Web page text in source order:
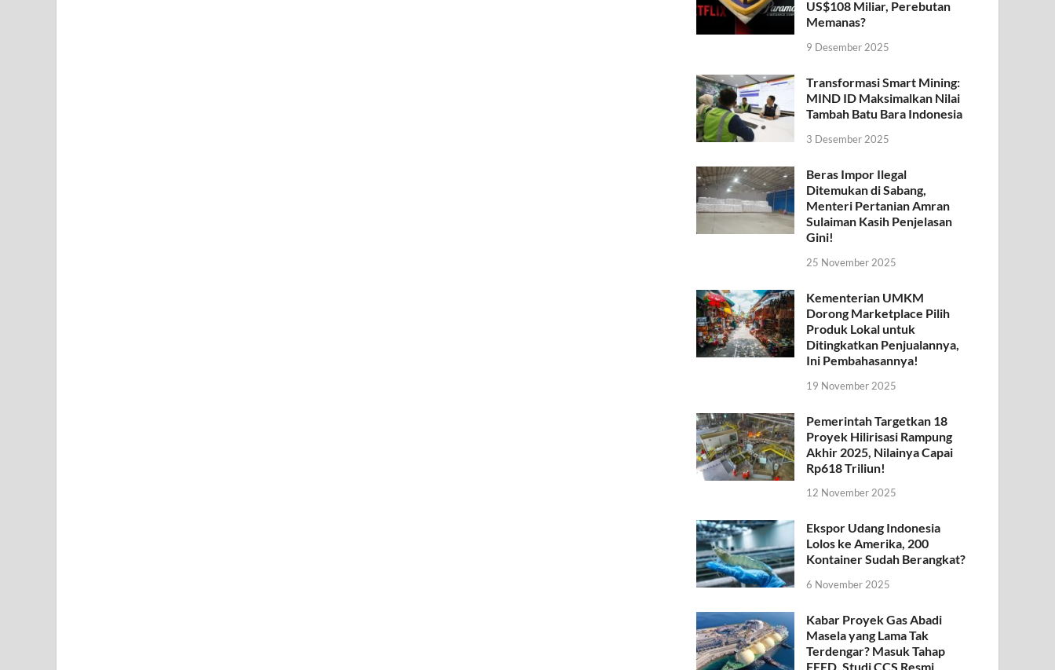
US$108 Miliar, Perebutan
Memanas?
9 Desember 2025
Transformasi Smart Mining:
MIND ID Maksimalkan Nilai
Tambah Batu Bara Indonesia
3 Desember 2025
Beras Impor Ilegal
Ditemukan di Sabang,
Menteri Pertanian Amran
Sulaiman Kasih Penjelasan
Gini!
25 November 2025
Kementerian UMKM
Dorong Marketplace Pilih
Produk Lokal untuk
Ditingkatkan Penjualannya,
Ini Pembahasannya!
19 November 2025
Pemerintah Targetkan 18
Proyek Hilirisasi Rampung
Akhir 2025, Nilainya Capai
Rp618 Triliun!
12 November 2025
Ekspor Udang Indonesia
Lolos ke Amerika, 200
Kontainer Sudah Berangkat?
6 November 2025
Kabar Proyek Gas Abadi
Masela yang Lama Tak
Terdengar? Masuk Tahap
FEED, Studi CCS Resmi